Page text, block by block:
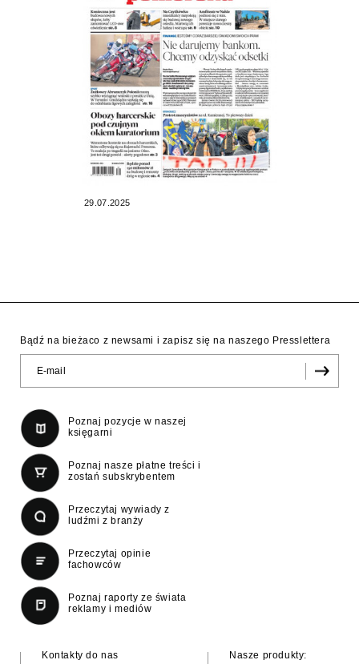
29.07.2025
Bądź na bieżaco z newsami i zapisz się na naszego Presslettera
Poznaj pozycje w naszej
księgarni
Poznaj nasze płatne treści i
zostań subskrybentem
Przeczytaj wywiady z
ludźmi z branży
Przeczytaj opinie
fachowców
Poznaj raporty ze świata
reklamy i mediów
Kontakty do nas
Nasze produkty: